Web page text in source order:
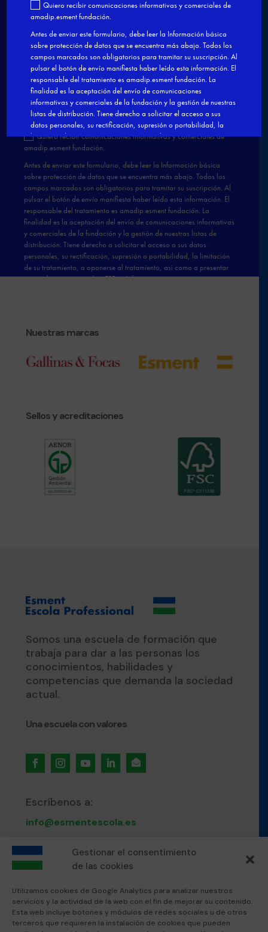
Gestionar el consentimiento
de las cookies
Utilizamos cookies de Google Analytics para analizar nuestros
servicios y la actividad de la web con el fin de mejorar su contenido.
Esta web incluye botones y módulos de redes sociales u de otros
terceros que requieren la instalación de cookies que pueden
Nuestras marcas
Sellos y acreditaciones
Somos una escuela de formación que
trabaja para dar a las personas los
conocimientos, habilidades y
competencias que demanda la sociedad
actual.
Una escuela con valores

Escríbenos a:
info@esmentescola.es
Llámanos al:
871 80 51 12
Visítanos en:
Esment Escola Professional